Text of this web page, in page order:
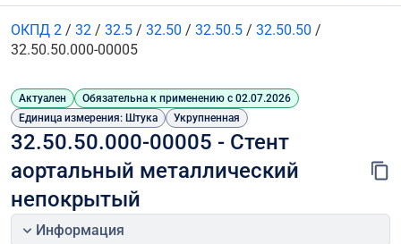
ОКПД 2 / 32 / 32.5 / 32.50 / 32.50.5 / 32.50.50 /
32.50.50.000-00005
Актуален
Обязательна к применению с 02.07.2026
Единица измерения: Штука
Укрупненная
32.50.50.000-00005 - Стент
аортальный металлический
непокрытый
Информация